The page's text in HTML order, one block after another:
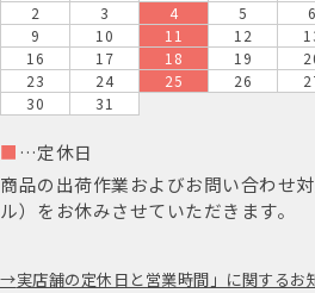
2
3 4 5 6
9
10 11 12
16
17 18 19
23
24 25 26
30
31
■ …定休日
商品の出荷作業およびお問い合わせ
ル）をお休みさせていただきます。
実店舗の定休日と営業時間」に関するお